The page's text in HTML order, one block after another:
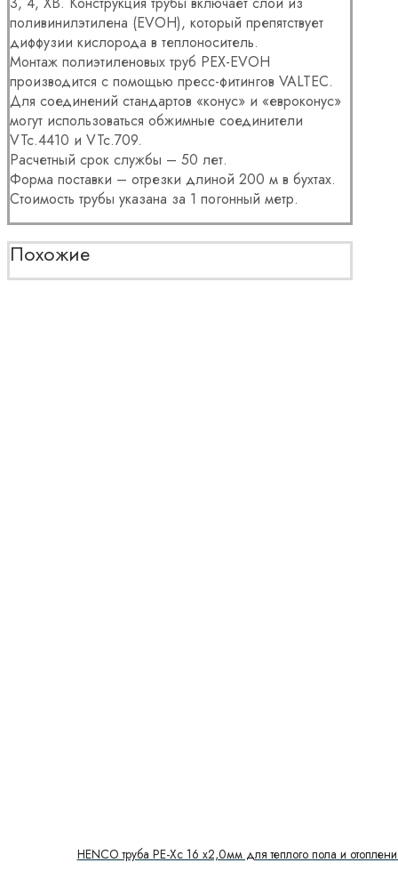
поливинилэтилена (EVOH), который препятствует
диффузии кислорода в теплоноситель.
Монтаж полиэтиленовых труб PEX-EVOH
производится с помощью пресс-фитингов VALTEC.
Для соединений стандартов «конус» и «евроконус»
могут использоваться обжимные соединители
VTc.4410 и VTc.709.
Расчетный срок службы – 50 лет.
Форма поставки – отрезки длиной 200 м в бухтах.
Стоимость трубы указана за 1 погонный метр.
Похожие
HENCO труба PE-Xc 16 x2,0мм для теплого пола и